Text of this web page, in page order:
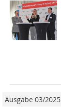
Ausgabe 03/2025